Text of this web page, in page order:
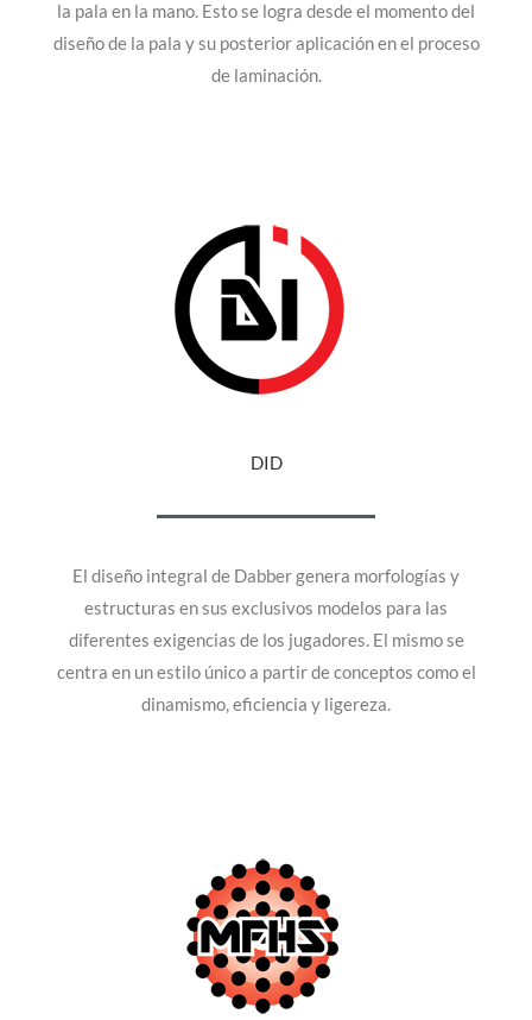
la pala en la mano. Esto se logra desde el momento del
diseño de la pala y su posterior aplicación en el proceso
de laminación.
DID
El diseño integral de Dabber genera morfologías y
estructuras en sus exclusivos modelos para las
diferentes exigencias de los jugadores. El mismo se
centra en un estilo único a partir de conceptos como el
dinamismo, eficiencia y ligereza.